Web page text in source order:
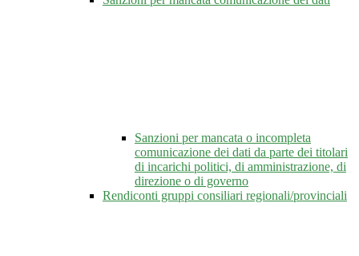
Sanzioni per mancata o incompleta
comunicazione dei dati da parte dei titolari
di incarichi politici, di amministrazione, di
direzione o di governo
Rendiconti gruppi consiliari regionali/provinciali